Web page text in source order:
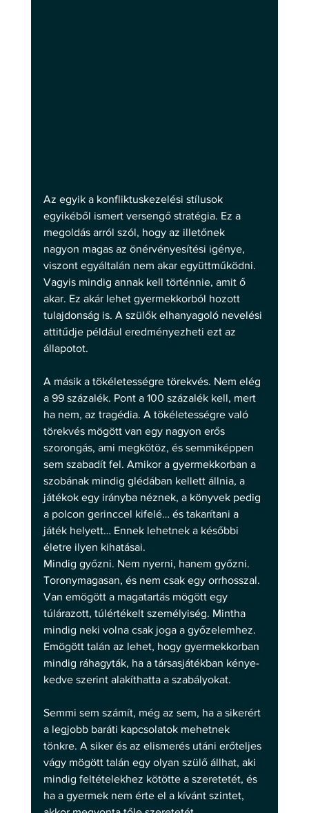
Az egyik a konfliktuskezelési stílusok
egyikéből ismert versengő stratégia. Ez a
megoldás arról szól, hogy az illetőnek
nagyon magas az önérvényesítési igénye,
viszont egyáltalán nem akar együttműködni.
Vagyis mindig annak kell történnie, amit ő
akar. Ez akár lehet gyermekkorból hozott
tulajdonság is. A szülők elhanyagoló nevelési
attitűdje például eredményezheti ezt az
állapotot.
A másik a tökéletességre törekvés. Nem elég
a 99 százalék. Pont a 100 százalék kell, mert
ha nem, az tragédia. A tökéletességre való
törekvés mögött van egy nagyon erős
szorongás, ami megkötöz, és semmiképpen
sem szabadít fel. Amikor a gyermekkorban a
szobának mindig glédában kellett állnia, a
játékok egy irányba néznek, a könyvek pedig
a polcon gerinccel kifelé… és takarítani a
játék helyett… Ennek lehetnek a későbbi
életre ilyen kihatásai.
Mindig győzni. Nem nyerni, hanem győzni.
Toronymagasan, és nem csak egy orrhosszal.
Van emögött a magatartás mögött egy
túlárazott, túlértékelt személyiség. Mintha
mindig neki volna csak joga a győzelemhez.
Emögött talán az lehet, hogy gyermekkorban
mindig ráhagyták, ha a társasjátékban kénye-
kedve szerint alakíthatta a szabályokat.
Semmi sem számít, még az sem, ha a sikerért
a legjobb baráti kapcsolatok mehetnek
tönkre. A siker és az elismerés utáni erőteljes
vágy mögött talán egy olyan szülő állhat, aki
mindig feltételekhez kötötte a szeretetét, és
ha a gyermek nem érte el a kívánt szintet,